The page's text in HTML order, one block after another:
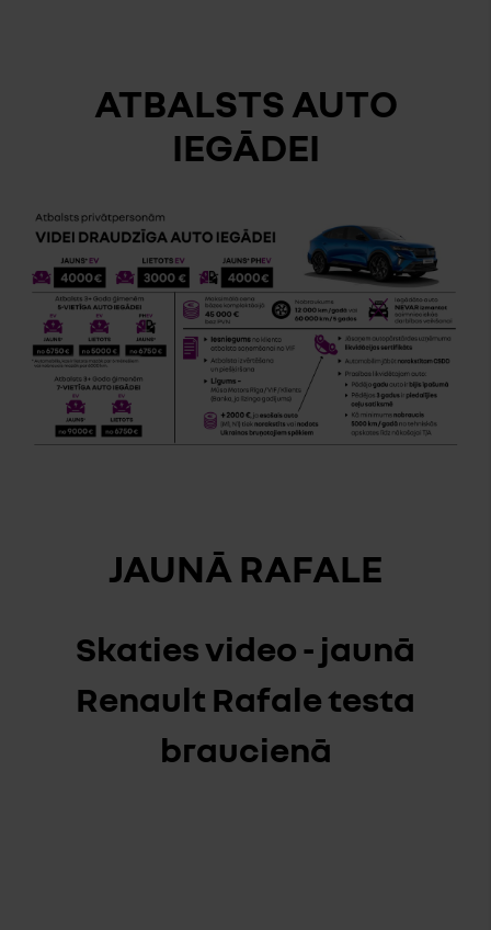
ATBALSTS AUTO
IEGĀDEI
JAUNĀ RAFALE
Skaties video - jaunā
Renault Rafale testa
braucienā